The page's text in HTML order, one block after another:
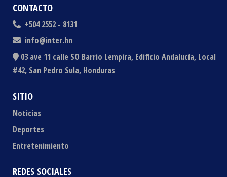
CONTACTO
+504 2552 - 8131
info@inter.hn
03 ave 11 calle SO Barrio Lempira, Edificio Andalucía, Local
#42, San Pedro Sula, Honduras
SITIO
Noticias
Deportes
Entretenimiento
REDES SOCIALES